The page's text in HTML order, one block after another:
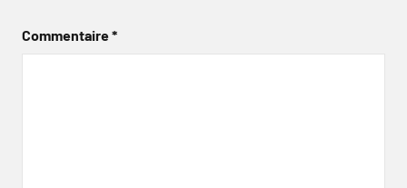
Commentaire*